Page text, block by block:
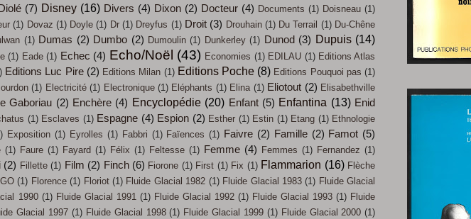
Diolé (7) Disney (16) Divers (4) Dixon (2) Docteur (4) Documents (1) Doisneau (1)
(1) Dovaz (1) Doyle (1) Dr (1) Dreyfus (1) Droit (3) Drouhain (1) Du Terrail (1) Du-Chêne
(1) Dumas (2) Dumbo (2) Dumoulin (1) Dunkerley (1) Dunod (3) Dupuis (14)
(1) Eade (1) Echec (4) Echo/Noël (43) Economies (1) EDILAU (1) Editions Atlas
Editions Luc Pire (2) Editions Milan (1) Editions Poche (8) Editions Pouquoi pas (1)
(1) Electricité (1) Electronique (1) Eléphants (1) Elina (1) Eliotout (2) Elisabethville
Gaboriau (2) Enchère (4) Encyclopédie (20) Enfant (5) Enfantina (13) Enid
(1) Esclaves (1) Espagne (4) Espion (2) Esther (1) Estin (1) Etang (1) Ethnologie
Exposition (1) Eyrolles (1) Fabbri (1) Faïences (1) Faivre (2) Famille (2) Famot (5)
(1) Faure (1) Fayard (1) Félix (1) Feltesse (1) Femme (4) Femmes (1) Fernandez (1)
(2) Fillette (1) Film (2) Finch (6) Fiorone (1) First (1) Fix (1) Flammarion (16) Flèche
(1) Florence (1) Floriot (1) Fluide Glacial 1982 (1) Fluide Glacial 1983 (1) Fluide Glacial
1990 (1) Fluide Glacial 1991 (1) Fluide Glacial 1992 (1) Fluide Glacial 1993 (1) Fluide
Glacial 1997 (1) Fluide Glacial 1998 (1) Fluide Glacial 1999 (1) Fluide Glacial 2000 (1)